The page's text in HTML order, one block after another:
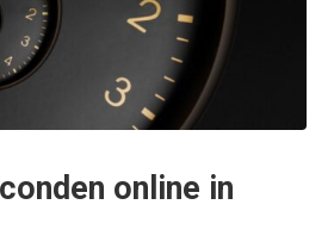
online in